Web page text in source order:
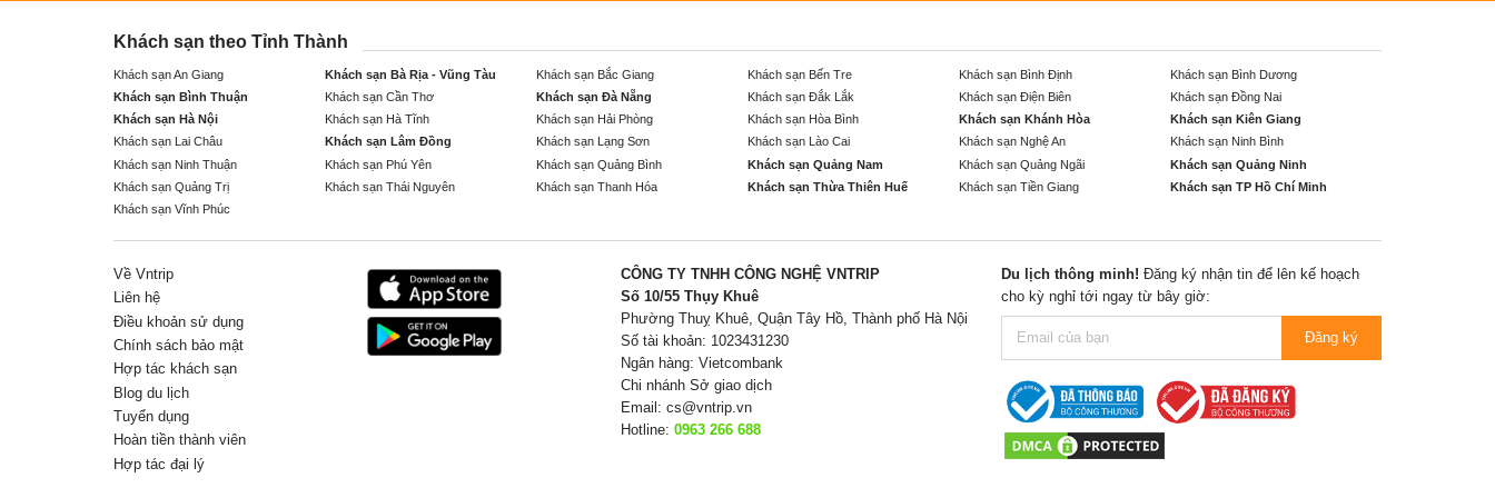
Khách sạn theo Tỉnh Thành
Khách sạn An Giang Khách sạn Bà Rịa - Vũng Tàu Khách sạn Bắc Giang Khách sạn Bến Tre Khách sạn Bình Định
Khách sạn Bình Dương
Khách sạn Bình Thuận
Khách sạn Cần Thơ Khách sạn Đà Nẵng Khách sạn Đắk Lắk Khách sạn Điện Biên
Khách sạn Đồng Nai
Khách sạn Hà Nội
Khách sạn Hà Tĩnh Khách sạn Hải Phòng Khách sạn Hòa Bình Khách sạn Khánh Hòa
Khách sạn Kiên Giang
Khách sạn Lai Châu
Khách sạn Lâm Đồng Khách sạn Lạng Sơn Khách sạn Lào Cai Khách sạn Nghệ An
Khách sạn Ninh Bình
Khách sạn Ninh Thuận
Khách sạn Phú Yên Khách sạn Quảng Bình Khách sạn Quảng Nam Khách sạn Quảng Ngãi
Khách sạn Quảng Ninh
Khách sạn Quảng Trị
Khách sạn Thái Nguyên Khách sạn Thanh Hóa Khách sạn Thừa Thiên Huế Khách sạn Tiền Giang
Khách sạn TP Hồ Chí Minh
Khách sạn Vĩnh Phúc
Về Vntrip
Liên hệ
Điều khoản sử dụng
Chính sách bảo mật
Hợp tác khách sạn
Blog du lịch
Tuyển dụng
Hoàn tiền thành viên
Hợp tác đại lý
CÔNG TY TNHH CÔNG NGHỆ VNTRIP
Số 10/55 Thụy Khuê
Phường Thuỵ Khuê, Quận Tây Hồ, Thành phố Hà Nội
Số tài khoản: 1023431230
Ngân hàng: Vietcombank
Chi nhánh Sở giao dịch
Email: cs@vntrip.vn
Hotline: 0963 266 688
Du lịch thông minh! Đăng ký nhận tin để lên kế hoạch
cho kỳ nghỉ tới ngay từ bây giờ:
Đăng ký